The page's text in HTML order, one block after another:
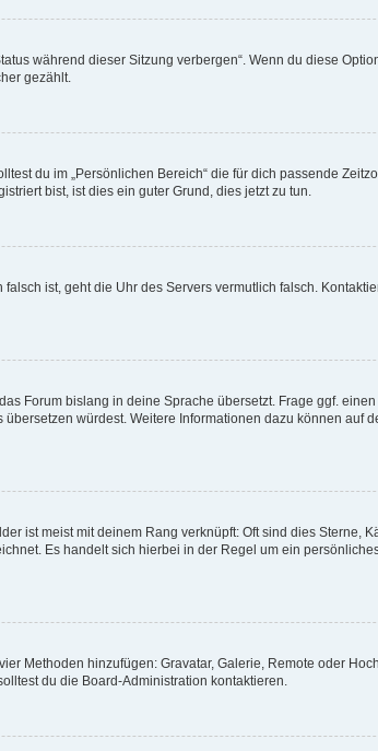
während dieser Sitzung verbergen“. Wenn du diese
gezählt.
du im „Persönlichen Bereich“ die für dich passende
bist, ist dies ein guter Grund, dies jetzt zu tun.
ist, geht die Uhr des Servers vermutlich falsch.
Forum bislang in deine Sprache übersetzt. Frage ggf.
würdest. Weitere Informationen dazu können auf
ist meist mit deinem Rang verknüpft: Oft sind dies Sterne,
Es handelt sich hierbei in der Regel um ein
Methoden hinzufügen: Gravatar, Galerie, Remote oder
du die Board-Administration kontaktieren.